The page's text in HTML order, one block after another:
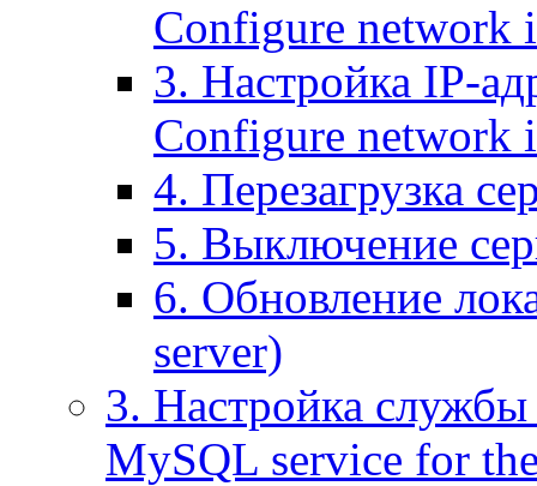
Configure network
3. Настройка IP-
Configure network
4. Перезагрузка
5. Выключение
6. Обновление
server)
3. Настройка
MySQL service for